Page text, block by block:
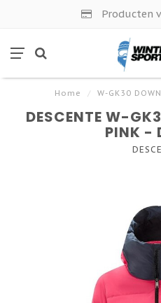
Producten
Home / W-GK30
DESCENTE W-
PINK -